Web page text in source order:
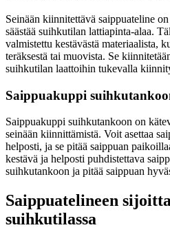
Seinään kiinnitettävä saippuateline
säästää suihkutilan lattiapinta-alaa.
valmistettu kestävästä materiaalista,
teräksestä tai muovista. Se
suihkutilan laattoihin tukevalla
Saippuakuppi
Saippuakuppi suihkutankoon on
seinään kiinnittämistä. Voit asettaa
helposti, ja se pitää saippuan
kestävä ja helposti puhdistettava
suihkutankoon ja pitää saippuan
Saippuatelineen
suihkutilassa